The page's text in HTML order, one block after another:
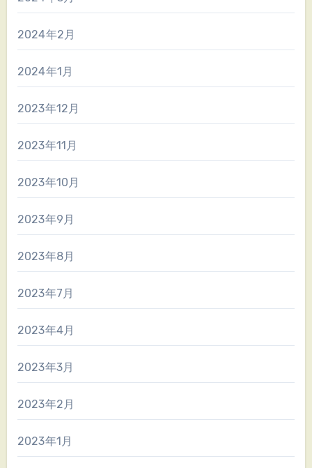
2024年2月
2024年1月
2023年12月
2023年11月
2023年10月
2023年9月
2023年8月
2023年7月
2023年4月
2023年3月
2023年2月
2023年1月